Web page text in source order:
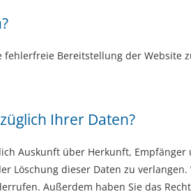
Bereitstellung der
Ihrer Daten?
Auskunft über Herkunft,
Löschung dieser Daten zu
Außerdem haben Sie das